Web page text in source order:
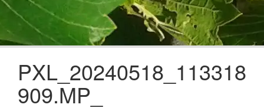
Skip
to
PXL_20240518_113318
909.MP_